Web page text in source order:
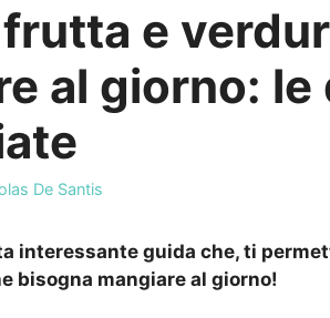
e
al giorno:
De Santis
interessante guida che, ti
bisogna mangiare al giorno!